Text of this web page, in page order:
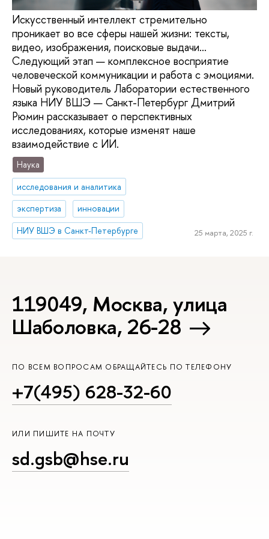
Искусственный интеллект стремительно
проникает во все сферы нашей жизни: тексты,
видео, изображения, поисковые выдачи…
Следующий этап — комплексное восприятие
человеческой коммуникации и работа с эмоциями.
Новый руководитель Лаборатории естественного
языка НИУ ВШЭ — Санкт-Петербург Дмитрий
Рюмин рассказывает о перспективных
исследованиях, которые изменят наше
взаимодействие с ИИ.
Наука
исследования и аналитика
экспертиза
инновации
НИУ ВШЭ в Санкт-Петербурге
25 марта, 2025 г.
119049, Москва, улица
Шаболовка, 26-28
ПО ВСЕМ ВОПРОСАМ ОБРАЩАЙТЕСЬ ПО ТЕЛЕФОНУ
+7(495) 628-32-60
ИЛИ ПИШИТЕ НА ПОЧТУ
sd.gsb@hse.ru